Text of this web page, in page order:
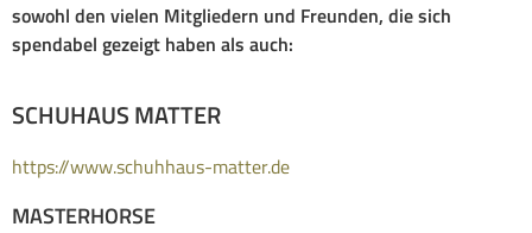
sowohl den vielen Mitgliedern und Freunden, die sich
spendabel gezeigt haben als auch:
SCHUHAUS MATTER
https://www.schuhhaus-matter.de
MASTERHORSE